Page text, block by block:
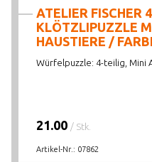
ATELIER FISCHER
KLÖTZLIPUZZLE
HAUSTIERE /
Würfelpuzzle: 4-teilig, Mini
21.00 / Stk.
Artikel-Nr.: 07862